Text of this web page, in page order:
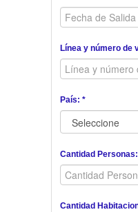
Línea y número de
País: *
Cantidad
Cantidad